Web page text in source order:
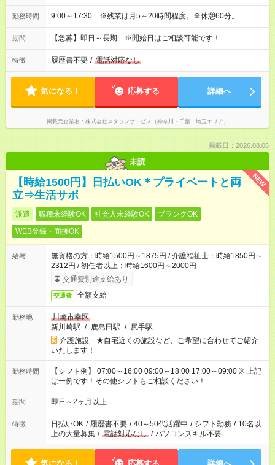
勤務時間 9:00～17:30 ※残業は月5～20時間程度。※休憩60分。
期間 【急募】即日～長期 ※開始日はご相談可能です！
特徴 履歴書不要 / 電話対応なし
気になる！ 応募する 詳細へ
掲載元企業名 株式会社スタッフサービス（神奈川・千葉・埼玉エリア）
掲載日：2026.08.06
未読
NEW
【時給1500円】日払いOK＊プライベートと両
立⇒生活サポ
派遣 職種未経験OK 社会人未経験OK
ブランクOK
WEB登録・面接OK
給与
無資格の方：時給1500円～1875円 / 介護福祉士：時給1850円～
2312円 / 初任者以上：時給1600円～2000円
交通費別途支給あり
交通費 全額支給
勤務地
川崎市幸区
新川崎駅 / 鹿島田駅 / 尻手駅
介護施設 ★自宅近くの施設など、ご希望に合わせてご紹介
いたします！
勤務時間
【シフト例】 07:00～16:00 09:00～18:00 17:00～09:00 ※ 上記
は一例です！その他シフトもご相談ください！
期間 即日～2ヶ月以上
特徴 日払いOK / 履歴書不要 / 40～50代活躍中 / シフト勤務 / 10名以
上の大量募集 / 電話対応なし / パソコンスキル不要